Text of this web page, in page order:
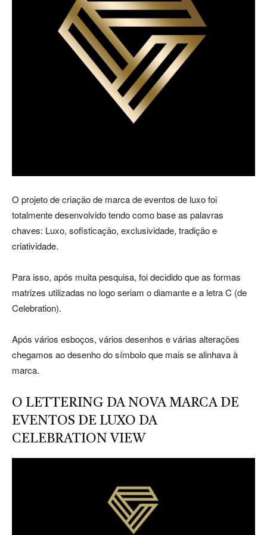
O projeto de criação de marca de eventos de luxo foi
totalmente desenvolvido tendo como base as palavras
chaves: Luxo, sofisticação, exclusividade, tradição e
criatividade.
Para isso, após muita pesquisa, foi decidido que as formas
matrizes utilizadas no logo seriam o diamante e a letra C (de
Celebration).
Após vários esboços, vários desenhos e várias alterações
chegamos ao desenho do símbolo que mais se alinhava à
marca.
O LETTERING DA NOVA MARCA DE
EVENTOS DE LUXO DA
CELEBRATION VIEW